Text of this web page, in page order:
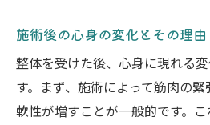
施術後の心身の変化とその理由
整体を受けた後、心身に現れる
す。まず、施術によって筋肉の
軟性が増すことが一般的です。